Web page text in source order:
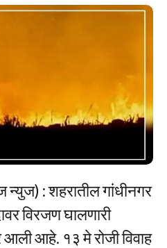
: शहरातील गांधीनगर
विरजण घालणारी
आहे. १३ मे रोजी विवाह